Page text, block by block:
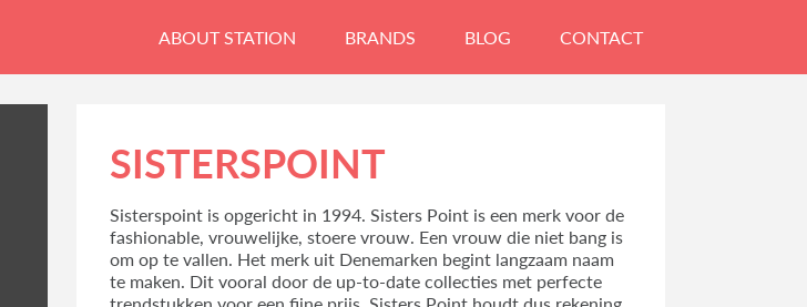
ABOUT STATION BRANDS BLOG CONTACT
SISTERSPOINT
Sisterspoint is opgericht in 1994. Sisters Point is een merk voor de
fashionable, vrouwelijke, stoere vrouw. Een vrouw die niet bang is
om op te vallen. Het merk uit Denemarken begint langzaam naam
te maken. Dit vooral door de up-to-date collecties met perfecte